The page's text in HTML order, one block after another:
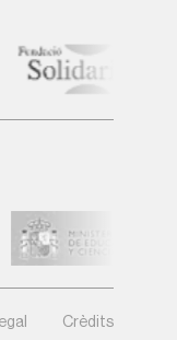
Crèdits